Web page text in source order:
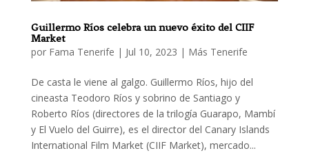
Guillermo Ríos celebra un nuevo éxito del CIIF
Market
por Fama Tenerife | Jul 10, 2023 | Más Tenerife
De casta le viene al galgo. Guillermo Ríos, hijo del
cineasta Teodoro Ríos y sobrino de Santiago y
Roberto Ríos (directores de la trilogía Guarapo, Mambí
y El Vuelo del Guirre), es el director del Canary Islands
International Film Market (CIIF Market), mercado...